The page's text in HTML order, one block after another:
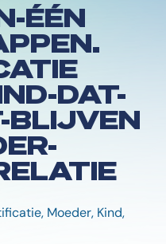
ÉÉN
DAT-
BLIJVEN
Moeder, Kind,